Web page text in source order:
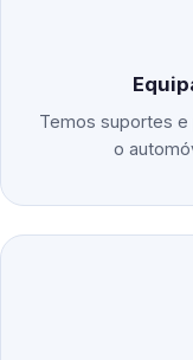
Temos suportes e
o